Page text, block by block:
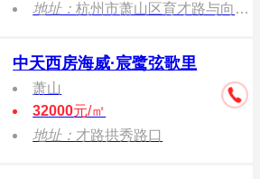
地址：杭州市萧山区育才路与向旭路交汇处东200米
中天西房海威·宸鹭弦歌里
萧山
32000元/㎡
地址： 才路拱秀路口